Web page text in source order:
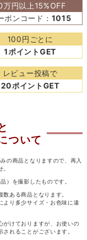
万円以上15%OFF
ポンコード： 1015
100円ごとに
1ポイントGET
レビュー投稿で
20ポイントGET
ついて
の商品となりますので、再入
）を撮影したものです。
ある商品となります。
より多少サイズ・お色味に違
がけておりますが、お使いの
れることがございます。